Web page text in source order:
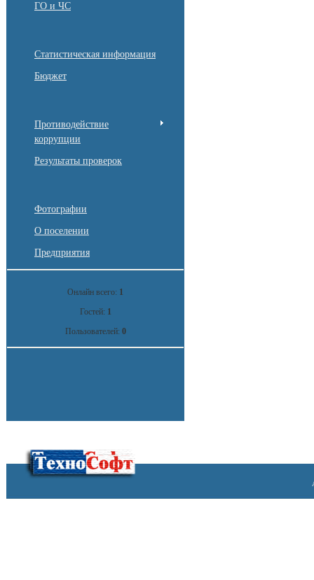
ГО и ЧС
Статистическая информация
Бюджет
Противодействие
коррупции
Результаты проверок
Фотографии
О поселении
Предприятия
Онлайн всего: 1
Гостей: 1
Пользователей: 0